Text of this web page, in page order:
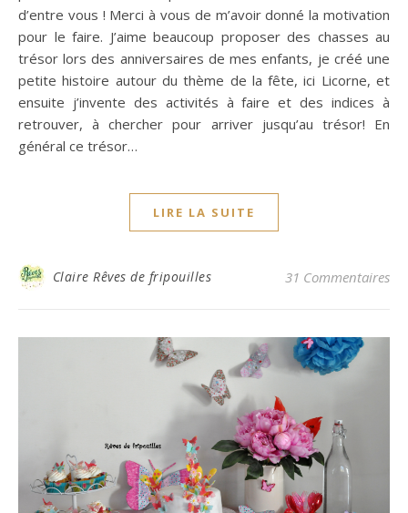
d’entre vous ! Merci à vous de m’avoir donné la motivation
pour le faire. J’aime beaucoup proposer des chasses au
trésor lors des anniversaires de mes enfants, je créé une
petite histoire autour du thème de la fête, ici Licorne, et
ensuite j’invente des activités à faire et des indices à
retrouver, à chercher pour arriver jusqu’au trésor! En
général ce trésor…
LIRE LA SUITE
Claire Rêves de fripouilles 31 Commentaires